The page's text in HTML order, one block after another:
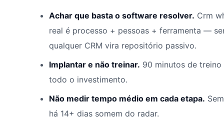
Achar que basta o software resolver. Crm
real é processo + pessoas + ferramenta —
qualquer CRM vira repositório passivo.
Implantar e não treinar. 90 minutos de
todo o investimento.
Não medir tempo médio em cada etapa.
há 14+ dias somem do radar.